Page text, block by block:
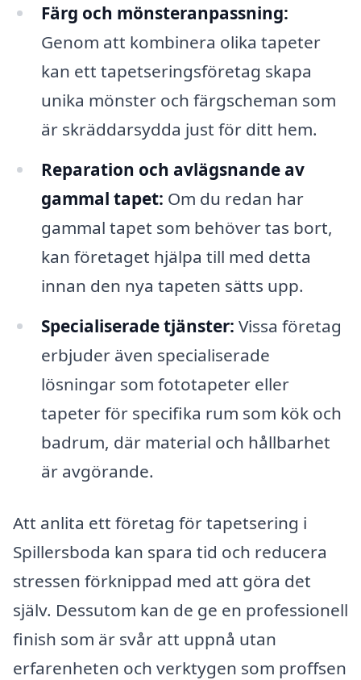
Färg och mönsteranpassning:
Genom att kombinera olika tapeter
kan ett tapetseringsföretag skapa
unika mönster och färgscheman som
är skräddarsydda just för ditt hem.
Reparation och avlägsnande av
gammal tapet: Om du redan har
gammal tapet som behöver tas bort,
kan företaget hjälpa till med detta
innan den nya tapeten sätts upp.
Specialiserade tjänster: Vissa företag
erbjuder även specialiserade
lösningar som fototapeter eller
tapeter för specifika rum som kök och
badrum, där material och hållbarhet
är avgörande.
Att anlita ett företag för tapetsering i
Spillersboda kan spara tid och reducera
stressen förknippad med att göra det
själv. Dessutom kan de ge en professionell
finish som är svår att uppnå utan
erfarenheten och verktygen som proffsen